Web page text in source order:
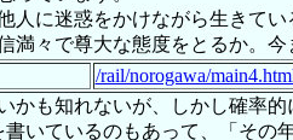
に迷惑をかけながら生きてい
々で尊大な態度をとるか。今
/rail/norogawa/
かも知れないが、しかし確率
いているのもあって、「そ